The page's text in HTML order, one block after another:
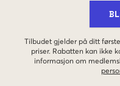
Tilbudet gjelder på ditt
priser. Rabatten kan ikke
informasjon om